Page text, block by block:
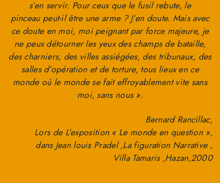
s’en servir. Pour ceux que le fusil rebute, le
pinceau peut-il être une arme ? J’en doute. Mais avec
ce doute en moi, moi peignant par force majeure, je
ne peux détourner les yeux des champs de bataille,
des charniers, des villes assiégées, des tribunaux, des
salles d’opération et de torture, tous lieux en ce
monde où le monde se fait effroyablement vite sans
moi, sans nous ».
Bernard Rancillac,
Lors de L’exposition « Le monde en question »,
dans Jean louis Pradel ,La figuration Narrative ,
Villa Tamaris ,Hazan,2000